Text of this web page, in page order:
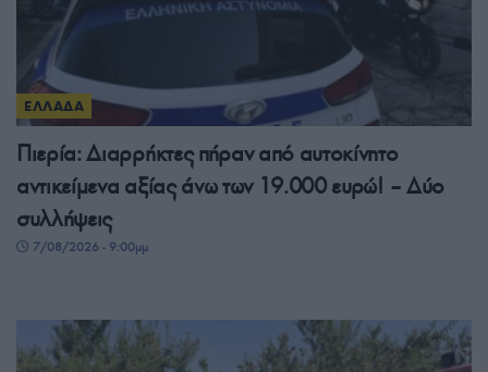
ΕΛΛΑΔΑ
Πιερία: Διαρρήκτες πήραν από αυτοκίνητο
αντικείμενα αξίας άνω των 19.000 ευρώ! – Δύο
συλλήψεις
7/08/2026 - 9:00μμ